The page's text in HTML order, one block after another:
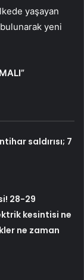
yaşayan
yeni
saldırısı; 7
28-29
kesintisi ne
ne zaman